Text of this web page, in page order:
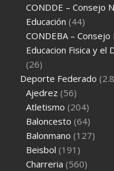
CONDDE – Consejo
Educación (44)
CONDEBA –
Educacion Fisica y el
(26)
Deporte Federado
Ajedrez (56)
Atletismo (204)
Baloncesto (64)
Balonmano (127)
Beisbol (191)
Charreria (560)